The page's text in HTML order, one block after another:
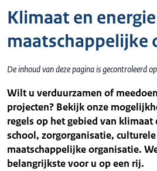
Klimaat en
maatschappelijke
De inhoud van deze pagina is gecontroleerd
Wilt u verduurzamen of
projecten? Bekijk onze
regels op het gebied van klimaat
school, zorgorganisatie,
maatschappelijke organisatie.
belangrijkste voor u op een rij.